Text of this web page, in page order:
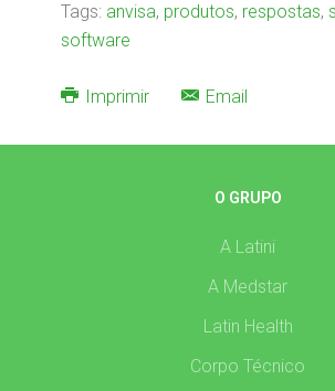
Tags: anvisa, produtos, respostas,
software
Imprimir Email
O GRUPO
A Latini
A Medstar
Latin Health
Corpo Técnico